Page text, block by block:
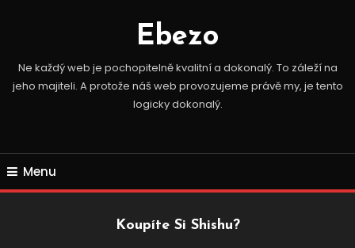
Ebezo
Ne každý web je pochopitelně kvalitní a dokonalý. To záleží na
jeho majiteli. A protože náš web provozujeme právě my, je tento
logicky dokonalý.
Menu
Koupíte Si Shishu?